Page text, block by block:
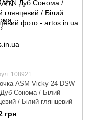
108921
ASM Vicky 24 DSW
Сонома / Білий
/ Білий глянцевий
грн